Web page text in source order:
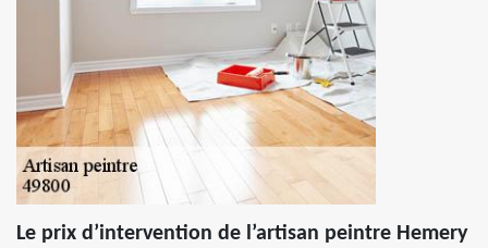
Le prix d’intervention de l’artisan peintre Hemery